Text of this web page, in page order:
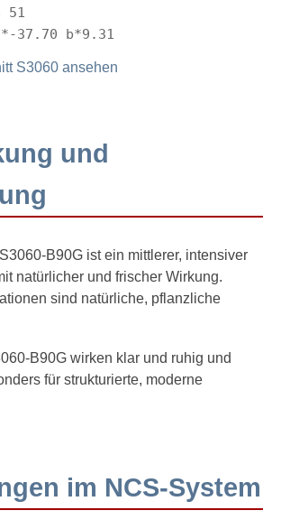
51
37.70 b*9.31
S3060 ansehen
und
B90G ist ein mittlerer, intensiver
natürlicher und frischer Wirkung.
sind natürliche, pflanzliche
B90G wirken klar und ruhig und
für strukturierte, moderne
im NCS-System